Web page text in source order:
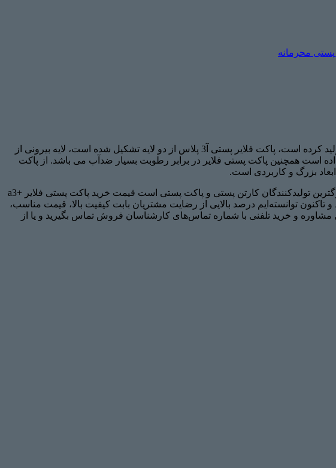
محرمانه
پاکت پستی فلایر +A3 یکی دیگر از پاکت های پرطرفداری است که پیشتاز کارتن با بالاترین کیفیت و مناسب ترین قیمت تولید کرده است، پاکت فلایر پستی آ3 پلاس از دو لایه تشکیل شده است، لایه بیرونی از
است همچنین پاکت پستی فلایر در برابر رطوبت بسیار ضدآب می باشد. از پاکت
امروزه با توجه به اینکه بسیاری از افراد خرید خود را انلاین انجام می‌دهند به همین دلیل شرکت پیشتاز کارتن که یکی از بزرگترین تولیدکنندگان کارتن پستی و پاکت پستی است قیمت خرید پاکت پستی فلایر +a3
است. اولین فروشگاه آنلاین مربوط به محصولات بسته‌بندی را در سال 1398 راه‌اندازی کرد و تاکنون توانسته‌ایم درصد بالایی از رضایت مشتریان بابت کیفیت بالا، قیمت مناسب،
و خرید تلفنی با شماره تماس‌های کارشناسان فروش تماس بگیرید و یا از